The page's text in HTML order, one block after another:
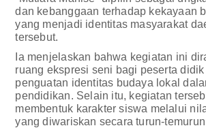
dan kebanggaan terhadap kekayaan
yang menjadi identitas masyarakat
tersebut.
Ia menjelaskan bahwa kegiatan ini
ruang ekspresi seni bagi peserta
penguatan identitas budaya lokal
pendidikan. Selain itu, kegiatan
membentuk karakter siswa melalui
yang diwariskan secara turun-